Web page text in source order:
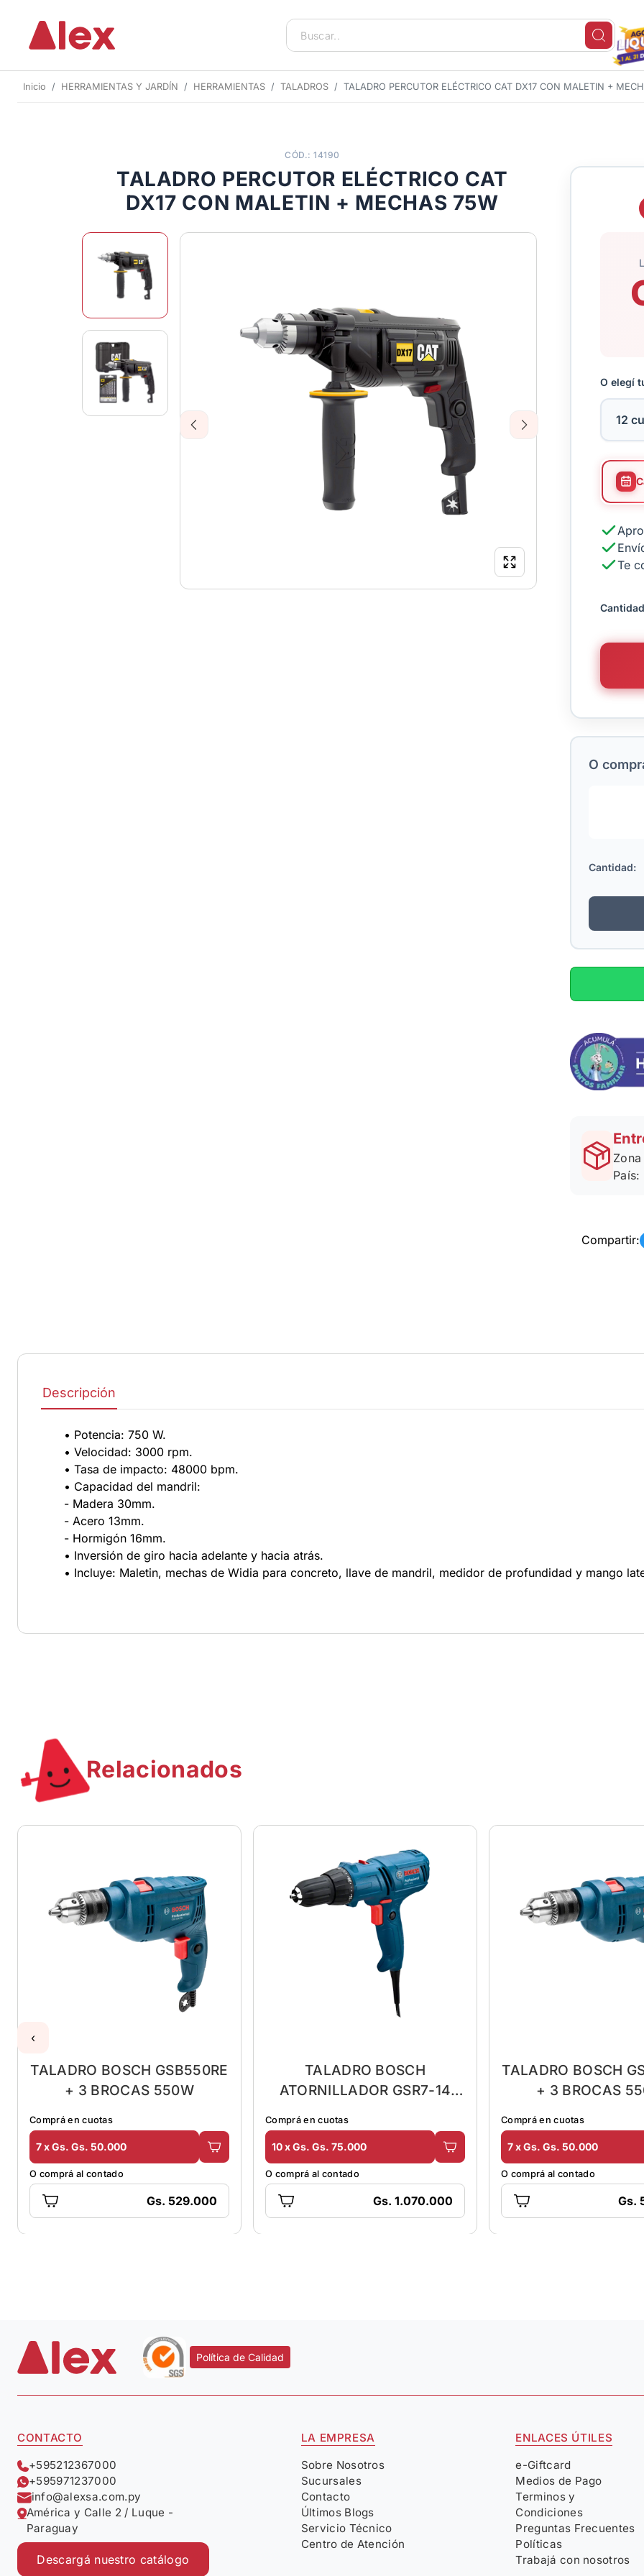
Inicio HERRAMIENTAS Y JARDÍN HERRAMIENTAS TALADROS TALADRO PERCUTOR ELÉCTRICO CAT DX17 CON MALETIN +
CÓD.: 14190
TALADRO PERCUTOR ELÉCTRICO CAT
DX17 CON MALETIN + MECHAS 75W
Previous Next
O elegí
Te
O
Cantidad:
Compartir:
Descripción
• Potencia: 750 W.
• Velocidad: 3000 rpm.
• Tasa de impacto: 48000 bpm.
• Capacidad del mandril:
- Madera 30mm.
- Acero 13mm.
- Hormigón 16mm.
• Inversión de giro hacia adelante y hacia atrás.
• Incluye: Maletin, mechas de Widia para concreto, llave de mandril, medidor de profundidad y mango
Relacionados
TALADRO BOSCH GSB550RE
+ 3 BROCAS 550W
Comprá en cuotas
7 x Gs. Gs. 50.000
O comprá al contado
Gs. 529.000
TALADRO BOSCH
ATORNILLADOR GSR7-14
Comprá en cuotas
10 x Gs. Gs. 75.000
O comprá al contado
Gs. 1.070.000
TALADRO BOSCH
+ 3 BROCAS
Comprá en cuotas
7 x Gs. Gs. 50.000
O comprá al contado
Gs.
‹
Política de Calidad
CONTACTO
+595212367000
+595971237000
info@alexsa.com.py
América y Calle 2 / Luque -
Paraguay
Descargá nuestro catálogo
LA EMPRESA
Sobre Nosotros
Sucursales
Contacto
Últimos Blogs
Servicio Técnico
Centro de Atención
ENLACES ÚTILES
e-Giftcard
Medios de Pago
Terminos y
Condiciones
Preguntas Frecuentes
Políticas
Trabajá con nosotros